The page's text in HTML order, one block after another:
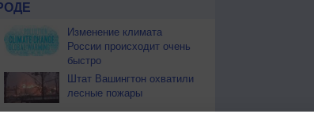
Изменение климата
России происходит очень
быстро
Штат Вашингтон охватили
лесные пожары